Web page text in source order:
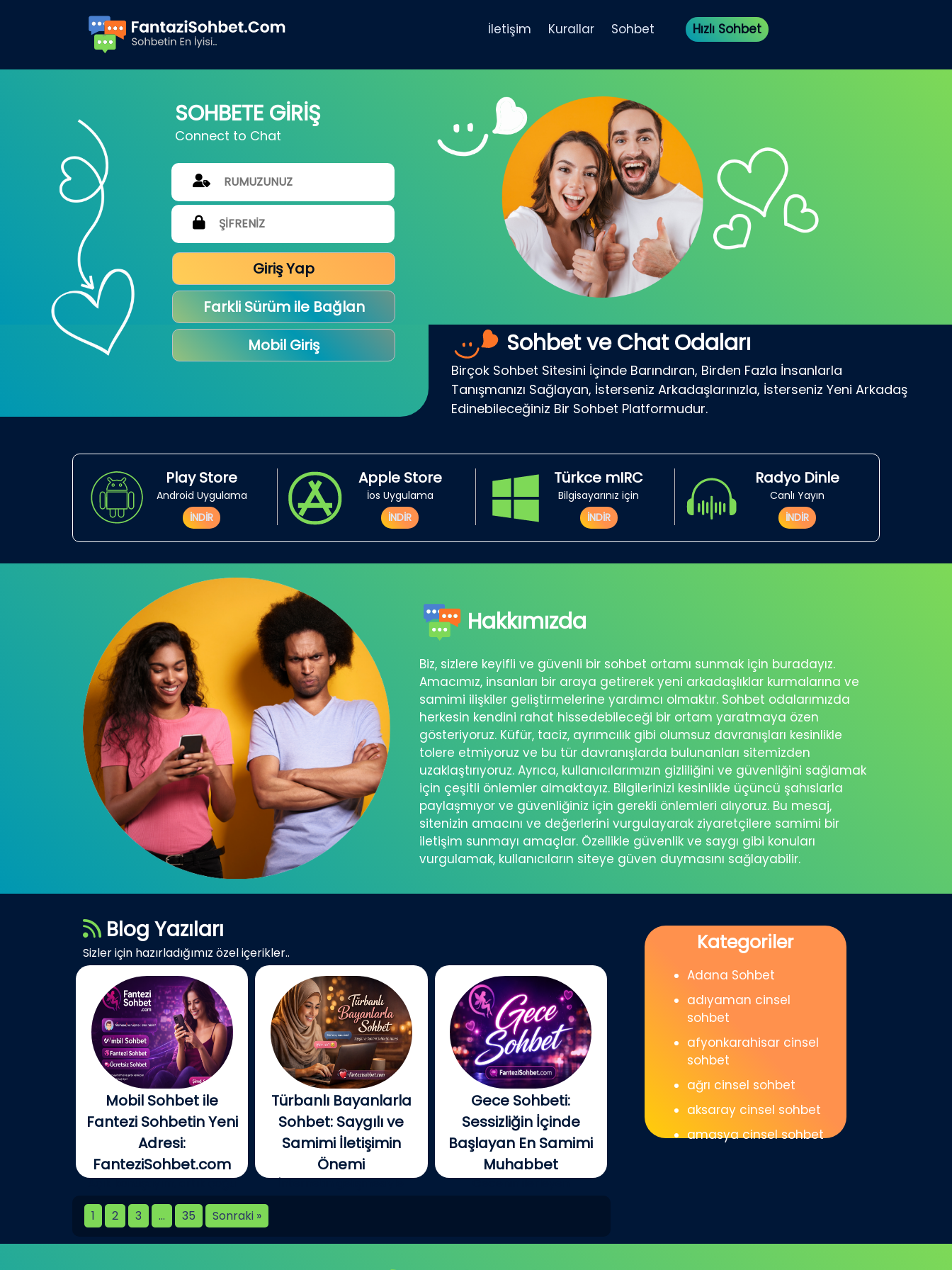
İletişim Kurallar Sohbet Hızlı Sohbet
SOHBETE GİRİŞ
Connect to Chat
Giriş Yap
Farkli Sürüm ile Bağlan
Mobil Giriş
Sohbet ve Chat Odaları
Birçok Sohbet Sitesini İçinde Barındıran, Birden Fazla İnsanlarla
Tanışmanızı Sağlayan, İsterseniz Arkadaşlarınızla, İsterseniz Yeni Arkadaş
Edinebileceğiniz Bir Sohbet Platformudur.
Play Store
Android Uygulama
İNDİR
Apple Store
İos Uygulama
İNDİR
Türkce mIRC
Bilgisayarınız için
İNDİR
Radyo Dinle
Canlı Yayın
İNDİR
Hakkımızda
Biz, sizlere keyifli ve güvenli bir sohbet ortamı sunmak için buradayız.
Amacımız, insanları bir araya getirerek yeni arkadaşlıklar kurmalarına ve
samimi ilişkiler geliştirmelerine yardımcı olmaktır. Sohbet odalarımızda
herkesin kendini rahat hissedebileceği bir ortam yaratmaya özen
gösteriyoruz. Küfür, taciz, ayrımcılık gibi olumsuz davranışları kesinlikle
tolere etmiyoruz ve bu tür davranışlarda bulunanları sitemizden
uzaklaştırıyoruz. Ayrıca, kullanıcılarımızın gizliliğini ve güvenliğini sağlamak
için çeşitli önlemler almaktayız. Bilgilerinizi kesinlikle üçüncü şahıslarla
paylaşmıyor ve güvenliğiniz için gerekli önlemleri alıyoruz. Bu mesaj,
sitenizin amacını ve değerlerini vurgulayarak ziyaretçilere samimi bir
iletişim sunmayı amaçlar. Özellikle güvenlik ve saygı gibi konuları
vurgulamak, kullanıcıların siteye güven duymasını sağlayabilir.
Blog Yazıları
Sizler için hazırladığımız özel içerikler..
Mobil Sohbet ile
Fantezi Sohbetin Yeni
Adresi:
FanteziSohbet.com
Açık konuşayım, artık çoğu
kişi...
Türbanlı Bayanlarla
Sohbet: Saygılı ve
Samimi İletişimin
Önemi
İnternetin gelişmesiyle
Gece Sohbeti:
Sessizliğin İçinde
Başlayan En Samimi
Muhabbet
Gecenin ilerleyen
1
2 3 … 35 Sonraki »
Kategoriler
Adana Sohbet
adıyaman cinsel
sohbet
afyonkarahisar cinsel
sohbet
ağrı cinsel sohbet
aksaray cinsel sohbet
amasya cinsel sohbet